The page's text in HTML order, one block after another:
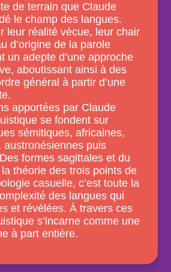
de terrain que Claude
le champ des langues.
leur réalité vécue, leur chair
d’origine de la parole
un adepte d’une approche
aboutissant ainsi à des
général à partir d’une
apportées par Claude
se fondent sur
sémitiques, africaines,
austronésiennes puis
formes sagittales et du
théorie des trois points de
casuelle, c’est toute la
des langues qui
et révélées. À travers ces
s’incarne comme une
à part entière.